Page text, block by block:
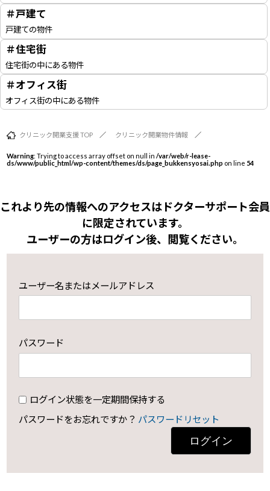
＃戸建て
戸建ての物件
＃住宅街
住宅街の中にある物件
＃オフィス街
オフィス街の中にある物件
クリニック開業支援 TOP クリニック開業物件情報
Warning: Trying to access array offset on null in/var/web/r-lease-
ds/www/public_html/wp-content/themes/ds/page_bukkensyosai.php on line 54
これより先の情報へのアクセスはドクターサポート会員
に限定されています。
ユーザーの方はログイン後、閲覧ください。
ユーザー名またはメールアドレス
パスワード
ログイン状態を一定期間保持する
パスワードをお忘れですか？ パスワードリセット
ログイン